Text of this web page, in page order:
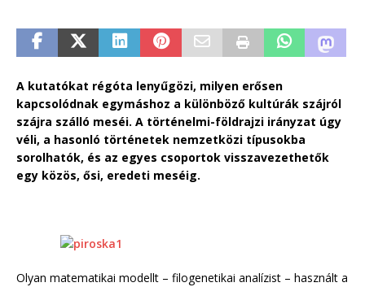
A kutatókat régóta lenyűgözi, milyen erősen
kapcsolódnak egymáshoz a különböző kultúrák szájról
szájra szálló meséi. A történelmi-földrajzi irányzat úgy
véli, a hasonló történetek nemzetközi típusokba
sorolhatók, és az egyes csoportok visszavezethetők
egy közös, ősi, eredeti meséig.
Olyan matematikai modellt – filogenetikai analízist – használt a